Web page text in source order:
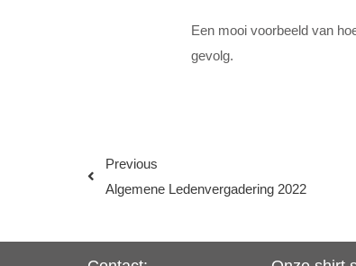
Een mooi voorbeeld van
gevolg.
Previous
Algemene Ledenvergadering 2022